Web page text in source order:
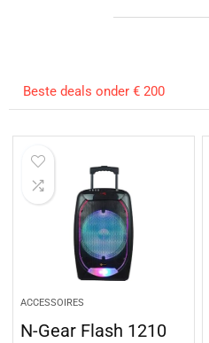
Beste deals onder € 200
ACCESSOIRES
N-Gear Flash 1210